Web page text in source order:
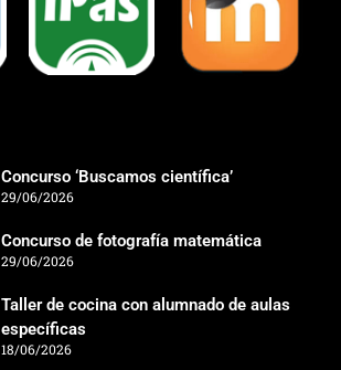
Concurso ‘Buscamos científica’
29/06/2026
Concurso de fotografía matemática
29/06/2026
Taller de cocina con alumnado de aulas
específicas
18/06/2026